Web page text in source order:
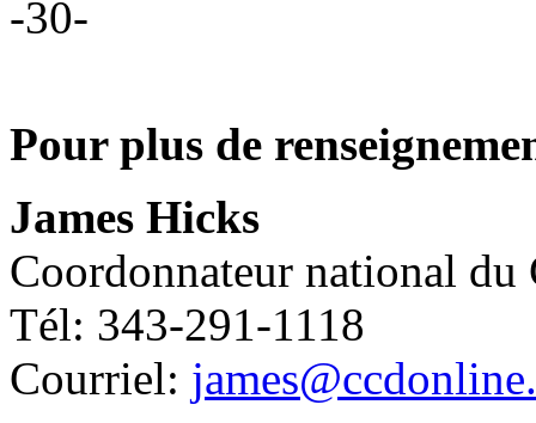
-30-
Pour plus de
James Hicks
Coordonnateur national du
Tél: 343-291-1118
Courriel: